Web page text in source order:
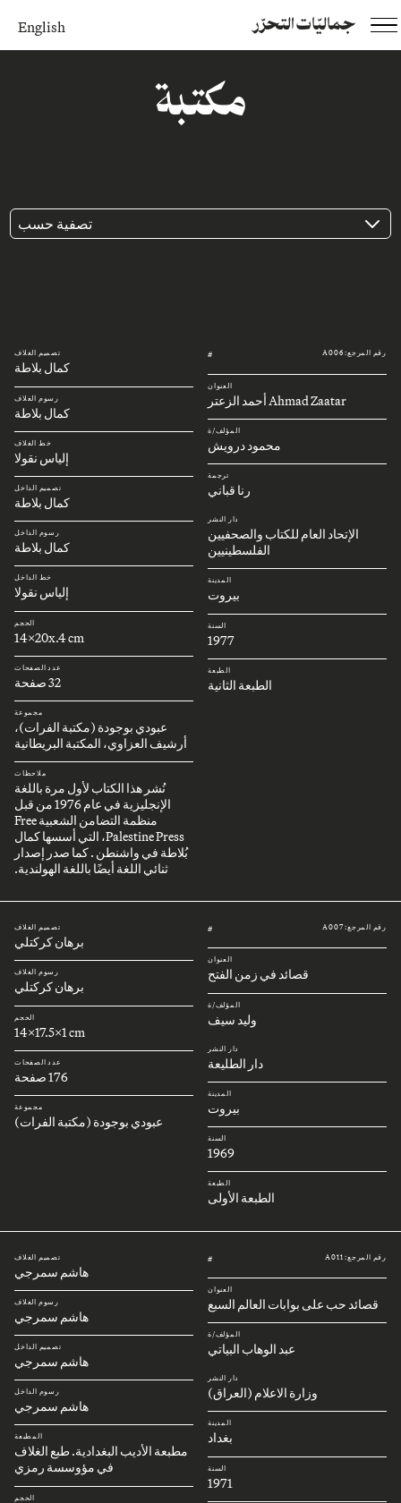
English جماليّات التحرّر
مكتبة
تصفية حسب
رقم المرجع: A006 #
العنوان
Ahmad Zaatar أحمد الزعتر
المؤلف/ة
محمود درويش
ترجمة
رنا قباني
دار النشر
الإتحاد العام للكتاب والصحفيين
الفلسطينيين
المدينة
بيروت
السنة
1977
الطبعة
الطبعة الثانية
تصميم الغلاف
كمال بلاطة
رسوم الغلاف
كمال بلاطة
خط الغلاف
إلياس نقولا
تصميم الداخل
كمال بلاطة
رسوم الداخل
كمال بلاطة
خط الداخل
إلياس نقولا
الحجم
14x20x.4 cm
عدد الصفحات
32 صفحة
مجموعة
عبودي بوجودة (مكتبة الفرات)،
أرشيف العزاوي، المكتبة البريطانية
ملاحظات
نُشر هذا الكتاب لأول مرة باللغة
الإنجليزية في عام 1976 من قبل
منظمة التضامن الشعبية Free
Palestine Press، التي أسسها كمال
بُلاطة في واشنطن . كما صدر إصدار
ثنائي اللغة أيضًا باللغة الهولندية.
رقم المرجع: A007 #
العنوان
قصائد في زمن الفتح
المؤلف/ة
وليد سيف
دار النشر
دار الطليعة
المدينة
بيروت
السنة
1969
الطبعة
الطبعة الأولى
تصميم الغلاف
برهان كركتلي
رسوم الغلاف
برهان كركتلي
الحجم
14x17.5x1 cm
عدد الصفحات
176 صفحة
مجموعة
عبودي بوجودة (مكتبة الفرات)
رقم المرجع: A011 #
العنوان
قصائد حب على بوابات العالم السبع
المؤلف/ة
عبد الوهاب البياتي
دار النشر
وزارة الاعلام (العراق)
المدينة
بغداد
السنة
1971
تصميم الغلاف
هاشم سمرجي
رسوم الغلاف
هاشم سمرجي
تصميم الداخل
هاشم سمرجي
رسوم الداخل
هاشم سمرجي
المطبعة
مطبعة الأديب البغدادية. طبع الغلاف
في مؤوسسة رمزي
الحجم